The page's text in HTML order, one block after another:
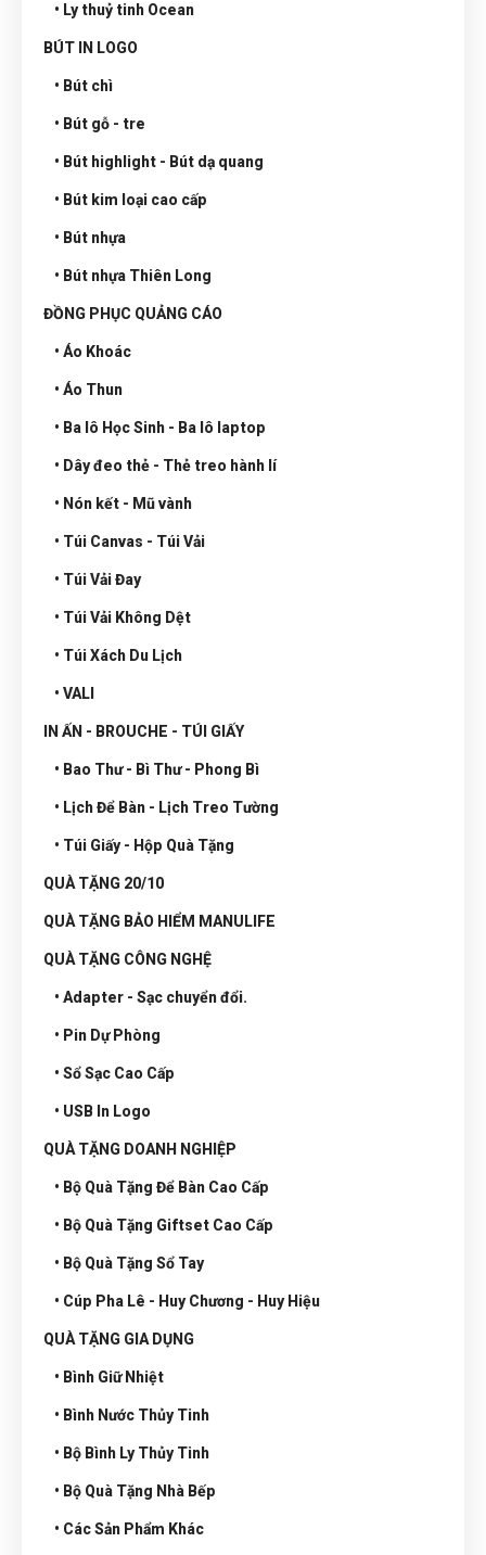
• Ly thuỷ tinh Ocean
BÚT IN LOGO
• Bút chì
• Bút gỗ - tre
• Bút highlight - Bút dạ quang
• Bút kim loại cao cấp
• Bút nhựa
• Bút nhựa Thiên Long
ĐỒNG PHỤC QUẢNG CÁO
• Áo Khoác
• Áo Thun
• Ba lô Học Sinh - Ba lô laptop
• Dây đeo thẻ - Thẻ treo hành lí
• Nón kết - Mũ vành
• Túi Canvas - Túi Vải
• Túi Vải Đay
• Túi Vải Không Dệt
• Túi Xách Du Lịch
• VALI
IN ẤN - BROUCHE - TÚI GIẤY
• Bao Thư - Bì Thư - Phong Bì
• Lịch Để Bàn - Lịch Treo Tường
• Túi Giấy - Hộp Quà Tặng
QUÀ TẶNG 20/10
QUÀ TẶNG BẢO HIỂM MANULIFE
QUÀ TẶNG CÔNG NGHỆ
• Adapter - Sạc chuyển đổi.
• Pin Dự Phòng
• Sổ Sạc Cao Cấp
• USB In Logo
QUÀ TẶNG DOANH NGHIỆP
• Bộ Quà Tặng Để Bàn Cao Cấp
• Bộ Quà Tặng Giftset Cao Cấp
• Bộ Quà Tặng Sổ Tay
• Cúp Pha Lê - Huy Chương - Huy Hiệu
QUÀ TẶNG GIA DỤNG
• Bình Giữ Nhiệt
• Bình Nước Thủy Tinh
• Bộ Bình Ly Thủy Tinh
• Bộ Quà Tặng Nhà Bếp
• Các Sản Phẩm Khác